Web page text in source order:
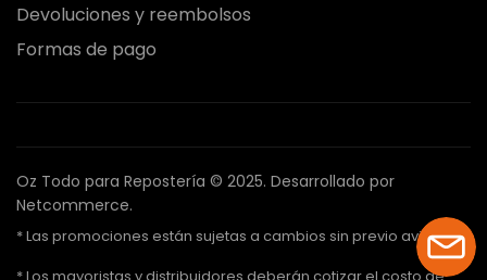
Devoluciones y reembolsos
Formas de pago
Oz Todo para Repostería © 2025. Desarrollado por
Netcommerce.
* Las promociones están sujetas a cambios sin previo aviso.